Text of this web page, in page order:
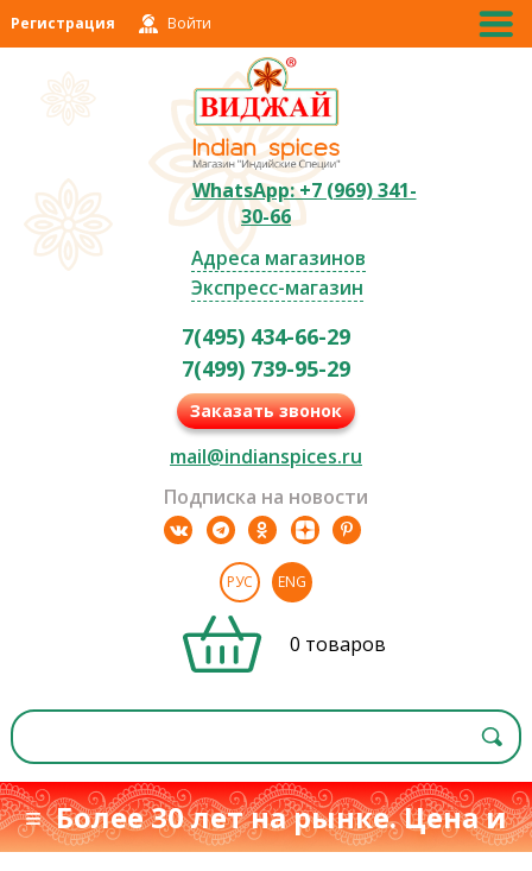
Регистрация Войти
WhatsApp: +7 (969) 341-
30-66
Адреса магазинов
Экспресс-магазин
7(495) 434-66-29
7(499) 739-95-29
Заказать звонок
mail@indianspices.ru
Подписка на новости
РУС ENG
0 товаров
≡ Более 30 лет на рынке. Цена и